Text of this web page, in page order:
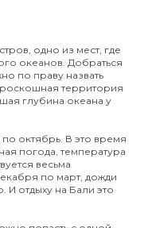
одно из мест, где
океанов. Добраться
по праву назвать
территория
глубина океана у
октябрь. В это время
погода, температура
весьма
по март, дожди
И отдыху на Бали это